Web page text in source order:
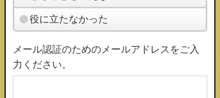
役に立たなかった
メール認証のためのメールアドレスをご入
力ください。